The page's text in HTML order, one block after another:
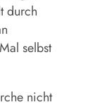
durch
selbst
nicht